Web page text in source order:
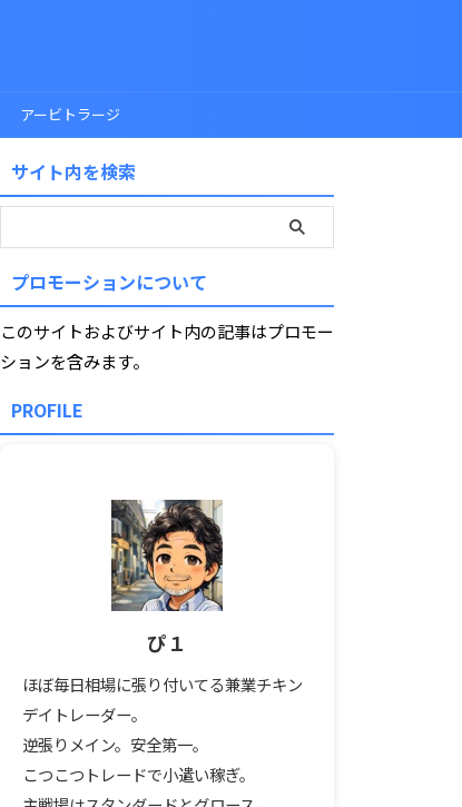
アービトラージ
サイト内を検索
プロモーションについて
このサイトおよびサイト内の記事はプロモー
ションを含みます。
PROFILE
ぴ１
ほぼ毎日相場に張り付いてる兼業チキン
デイトレーダー。
逆張りメイン。安全第一。
こつこつトレードで小遣い稼ぎ。